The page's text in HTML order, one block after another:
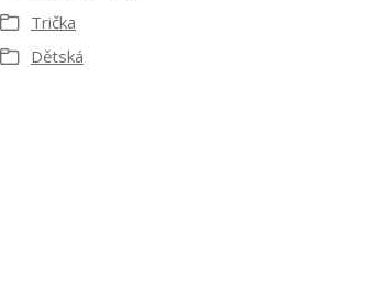
Trička
Dětská